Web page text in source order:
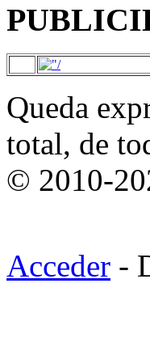
Queda
total, de
© 2010-
Acceder -